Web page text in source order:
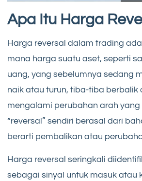
Apa Itu Harga
Harga reversal dalam trading
mana harga suatu aset, seperti
uang, yang sebelumnya sedang
naik atau turun, tiba-tiba berbalik
mengalami perubahan arah yang
“reversal” sendiri berasal dari
berarti pembalikan atau
Harga reversal seringkali
sebagai sinyal untuk masuk atau